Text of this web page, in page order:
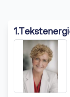
1.